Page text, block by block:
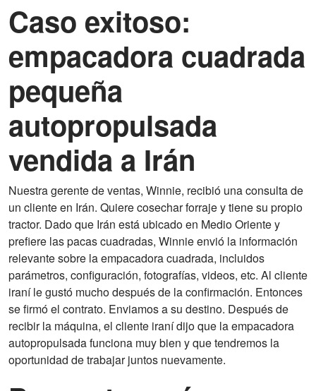
Caso exitoso:
empacadora cuadrada
pequeña
autopropulsada
vendida a Irán
Nuestra gerente de ventas, Winnie, recibió una consulta de
un cliente en Irán. Quiere cosechar forraje y tiene su propio
tractor. Dado que Irán está ubicado en Medio Oriente y
prefiere las pacas cuadradas, Winnie envió la información
relevante sobre la empacadora cuadrada, incluidos
parámetros, configuración, fotografías, videos, etc. Al cliente
iraní le gustó mucho después de la confirmación. Entonces
se firmó el contrato. Enviamos a su destino. Después de
recibir la máquina, el cliente iraní dijo que la empacadora
autopropulsada funciona muy bien y que tendremos la
oportunidad de trabajar juntos nuevamente.